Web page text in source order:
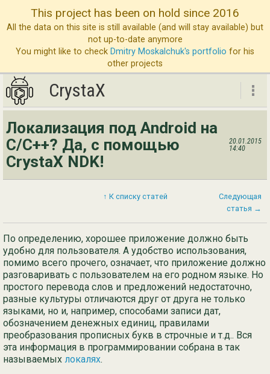
This project has been on hold since 2016
All the data on this site is still available (and will stay available) but
not up-to-date anymore
You might like to check Dmitry Moskalchuk's portfolio for his
other projects
CrystaX
О
CrystaX
Локализация под Android на
C/C++? Да, с помощью
CrystaX NDK!
20.01.2015
14:40
↑ К списку статей
Следующая
статья →
По определению, хорошее приложение должно быть
удобно для пользователя. А удобство использования,
помимо всего прочего, означает, что приложение должно
разговаривать с пользователем на его родном языке. Но
простого перевода слов и предложений недостаточно,
разные культуры отличаются друг от друга не только
языками, но и, например, способами записи дат,
обозначением денежных единиц, правилами
преобразования прописных букв в строчные и т.д.. Вся
эта информация в программировании собрана в так
называемых локалях.